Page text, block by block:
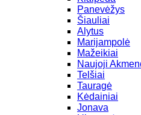
Panevėžys
Šiauliai
Alytus
Marijampolė
Mažeikiai
Naujoji
Telšiai
Tauragė
Kėdainiai
Jonava